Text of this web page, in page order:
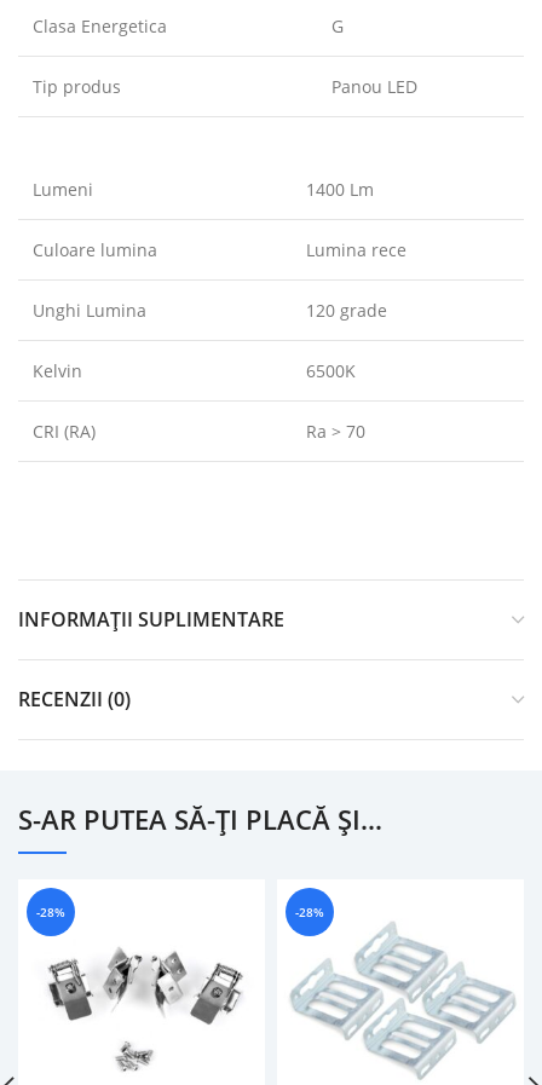
Clasa Energetica G
Tip produs Panou LED
Lumeni 1400 Lm
Culoare lumina Lumina rece
Unghi Lumina 120 grade
Kelvin 6500K
CRI (RA) Ra > 70
INFORMAȚII SUPLIMENTARE
RECENZII (0)
S-AR PUTEA SĂ-ȚI PLACĂ ȘI…
-28% -28%